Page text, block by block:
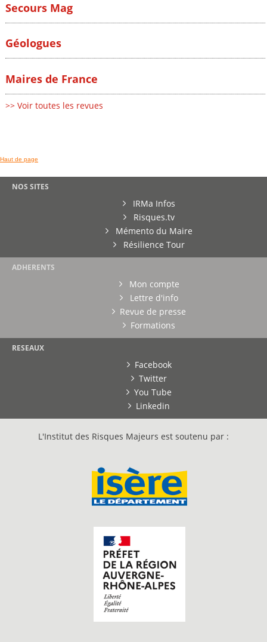
Secours Mag
Géologues
Maires de France
>> Voir toutes les revues
Haut de page
NOS SITES
IRMa Infos
Risques.tv
Mémento du Maire
Résilience Tour
ADHERENTS
Mon compte
Lettre d'info
Revue de presse
Formations
RESEAUX
Facebook
Twitter
You Tube
Linkedin
L'Institut des Risques Majeurs est soutenu par :